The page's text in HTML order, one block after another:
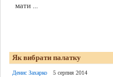
мати ...
Як вибрати палатку
Денис Захарко 5 серпня 2014